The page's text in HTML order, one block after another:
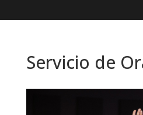
Servicio de